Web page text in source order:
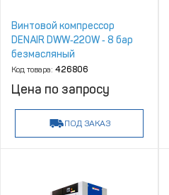
Винтовой компрессор
DENAIR DWW‑220W ‑ 8 бар
безмасляный
Код товара: 426806
Цена по запросу
ПОД ЗАКАЗ